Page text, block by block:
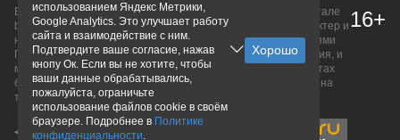
Вся информация о продуктах банков, размещенная на портале
bankinform.ru, носит исключительно ознакомительный характер и
не является публичной офертой, определяемой положениями
ГК РФ. Информация не содержит точного и полного описания, и
может быть изменена. Конечные условия уточняйте на сайтах
банков или при личном обращении. Исключительное право на
товарные знаки принадлежит их правообладателям.
16+
использованием Яндекс Метрики,
Google Analytics. Это улучшает работу
сайта и взаимодействие с ним.
Подтвердите ваше согласие, нажав
кнопу Ок. Если вы не хотите, чтобы
ваши данные обрабатывались,
пожалуйста, ограничьте
использование файлов cookie в своём
браузере. Подробнее в Политике
конфиденциальности.